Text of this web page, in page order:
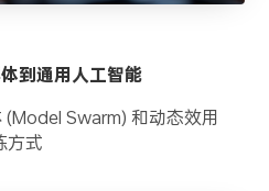
到通用人工智能
Swarm) 和动态效用
方式